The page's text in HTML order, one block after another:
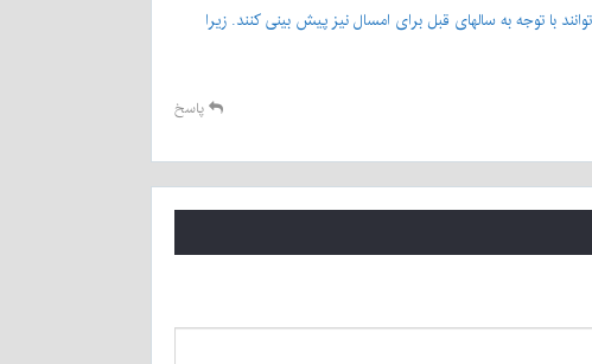
با توجه به سالهای قبل برای امسال نیز پیش بینی کنند. زیرا
پاسخ